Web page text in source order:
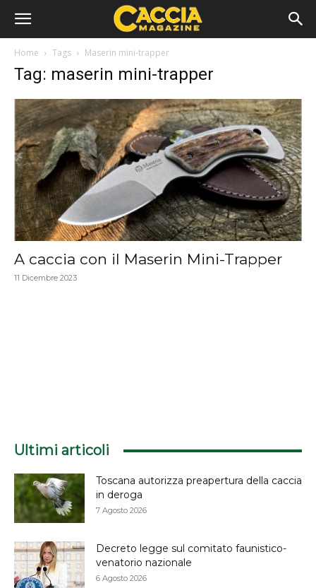
Home Tags Maserin mini-trapper
Tag: maserin mini-trapper
A caccia con il Maserin Mini-Trapper
11 Dicembre 2023
Ultimi articoli
Toscana autorizza preapertura della caccia
in deroga
7 Agosto 2026
Decreto legge sul comitato faunistico-
venatorio nazionale
6 Agosto 2026